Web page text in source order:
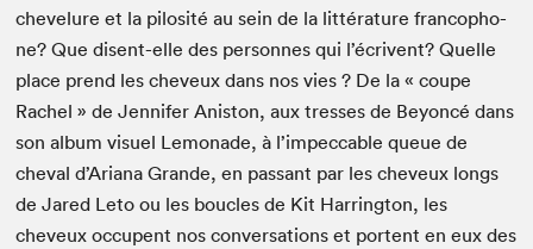
chevelure et la pilosité au sein de la lit­téra­ture fran­coph­o­
ne? Que dis­ent-elle des per­son­nes qui l’écrivent? Quelle
place prend les cheveux dans nos vies ? De la « coupe
Rachel » de Jen­nifer Anis­ton, aux tress­es de Bey­on­cé dans
son album visuel Lemon­ade, à l’impeccable queue de
cheval d’Ariana Grande, en pas­sant par les cheveux longs
de Jared Leto ou les boucles de Kit Har­ring­ton, les
cheveux occu­pent nos con­ver­sa­tions et por­tent en eux des